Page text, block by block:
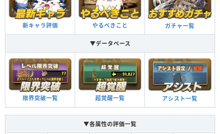
新キャラ評価 やるべきこと ガチャ一覧
▼データベース
限界突破一覧 超覚醒一覧 アシスト一覧
▼各属性の評価一覧